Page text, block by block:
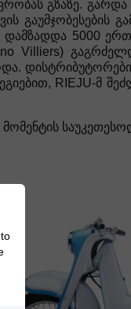
გზაზე. გარდა
გაუმჯობესების
5000
Villiers)
RIEJU-მ
საუკეთესოდ